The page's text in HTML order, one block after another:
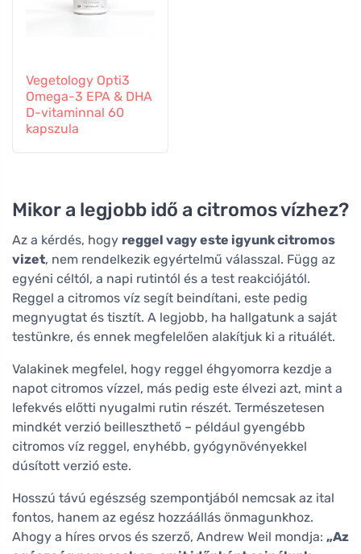
Vegetology Opti3
Omega-3 EPA & DHA
D-vitaminnal 60
kapszula
Mikor a legjobb idő a citromos vízhez?
Az a kérdés, hogy reggel vagy este igyunk citromos
vizet, nem rendelkezik egyértelmű válasszal. Függ az
egyéni céltól, a napi rutintól és a test reakciójától.
Reggel a citromos víz segít beindítani, este pedig
megnyugtat és tisztít. A legjobb, ha hallgatunk a saját
testünkre, és ennek megfelelően alakítjuk ki a rituálét.
Valakinek megfelel, hogy reggel éhgyomorra kezdje a
napot citromos vízzel, más pedig este élvezi azt, mint a
lefekvés előtti nyugalmi rutin részét. Természetesen
mindkét verzió beilleszthető – például gyengébb
citromos víz reggel, enyhébb, gyógynövényekkel
dúsított verzió este.
Hosszú távú egészség szempontjából nemcsak az ital
fontos, hanem az egész hozzáállás önmagunkhoz.
Ahogy a híres orvos és szerző, Andrew Weil mondja: „Az